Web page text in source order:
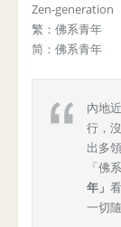
Zen-generation
繁：佛系青年
简：佛系青年
內地
行，
出多
「佛
年」
一切隨